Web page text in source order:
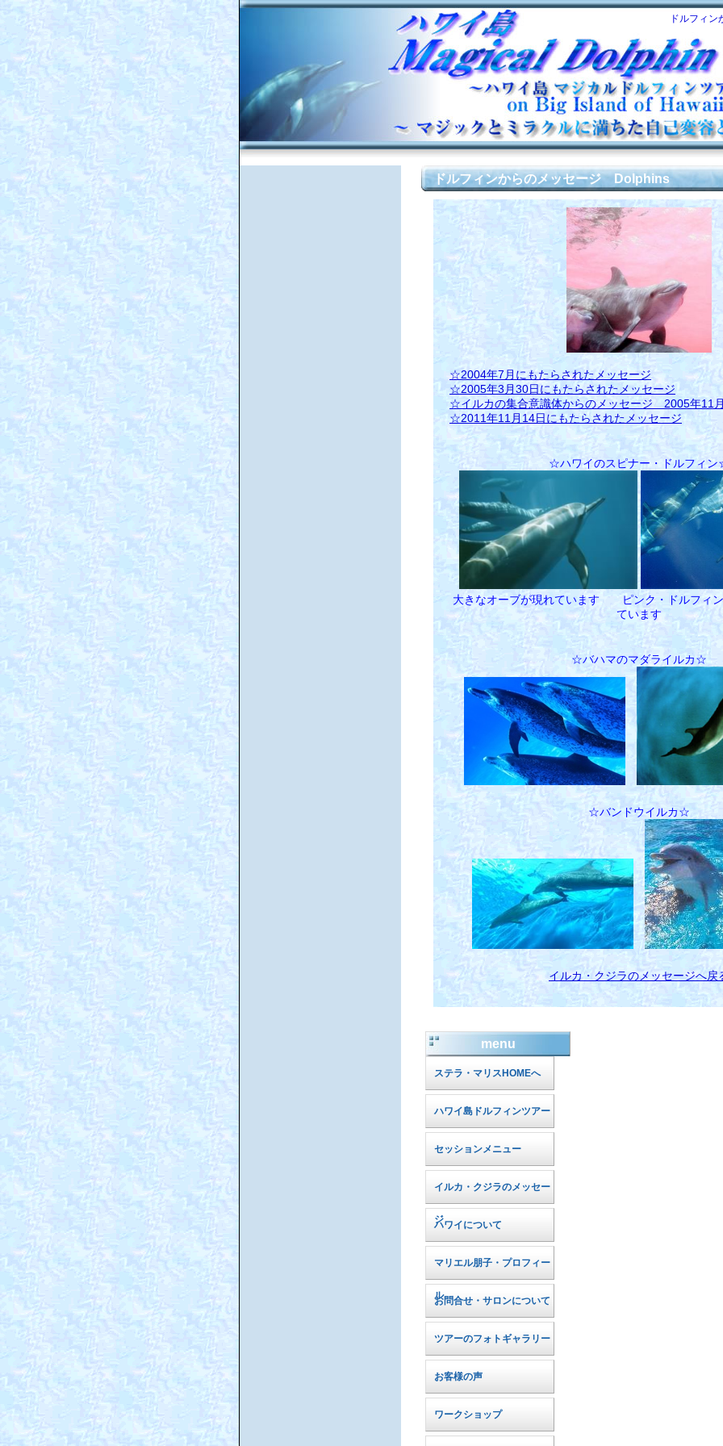
ドルフィ
ドルフィンからのメッセージ Dolphins
☆2004年7月にもたらされたメッセージ
☆2005年3月30日にもたらされたメッセージ
☆イルカの集合意識体からのメッセージ 2005年11
☆2011年11月14日にもたらされたメッセージ
☆ハワイのスピナー・ドルフィ
大きなオーブが現れています ピンク・ドルフィン
ています
☆バハマのマダライルカ☆
☆バンドウイルカ☆
イルカ・クジラのメッセージへ戻
menu
ステラ・マリスHOMEへ
ハワイ島ドルフィンツアー
セッションメニュー
イルカ・クジラのメッセー
ジ
ハワイについて
マリエル朋子・プロフィー
ル
お問合せ・サロンについて
ツアーのフォトギャラリー
お客様の声
ワークショップ